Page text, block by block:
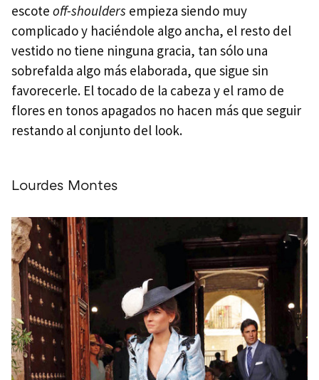
escote off-shoulders empieza siendo muy
complicado y haciéndole algo ancha, el resto del
vestido no tiene ninguna gracia, tan sólo una
sobrefalda algo más elaborada, que sigue sin
favorecerle. El tocado de la cabeza y el ramo de
flores en tonos apagados no hacen más que seguir
restando al conjunto del look.
Lourdes Montes